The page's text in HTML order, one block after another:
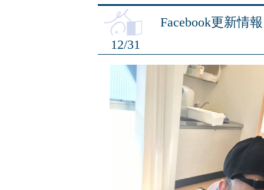
12/31
Facebook更新情報